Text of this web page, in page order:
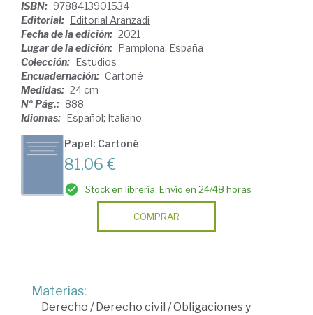
ISBN: 9788413901534
Editorial: Editorial Aranzadi
Fecha de la edición: 2021
Lugar de la edición: Pamplona. España
Colección: Estudios
Encuadernación: Cartoné
Medidas: 24 cm
Nº Pág.: 888
Idiomas: Español; Italiano
Papel: Cartoné
81,06 €
Stock en librería. Envío en 24/48 horas
COMPRAR
Materias:
Derecho / Derecho civil /Obligaciones y